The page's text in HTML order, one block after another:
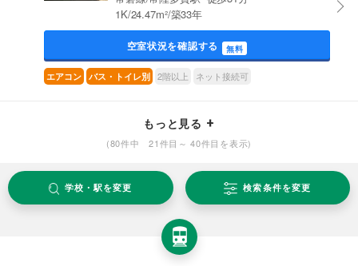
1K/24.47m²/築33年
空室状況を確認する 無料
エアコン バス・トイレ別 2階以上 ネット接続可
もっと見る
(80件中 21件目～ 40件目を表示)
学校・駅を変更 検索条件を変更